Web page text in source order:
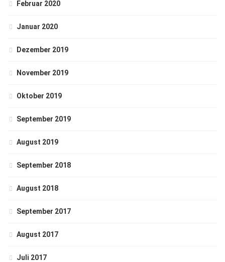
Februar 2020
Januar 2020
Dezember 2019
November 2019
Oktober 2019
September 2019
August 2019
September 2018
August 2018
September 2017
August 2017
Juli 2017